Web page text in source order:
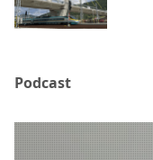
Podcast